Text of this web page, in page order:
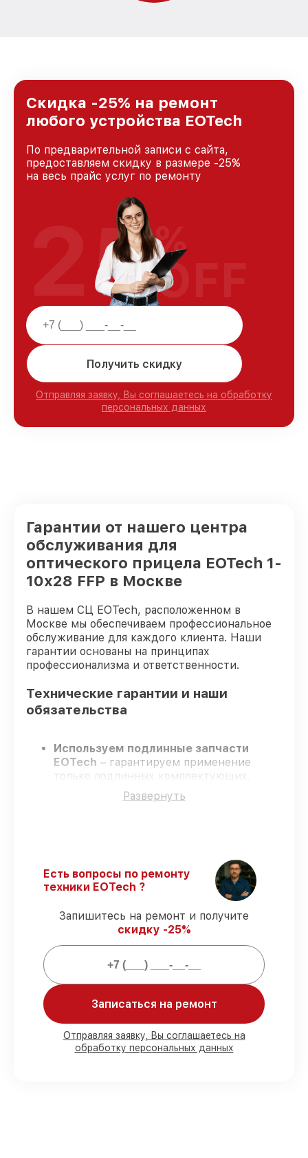
Скидка -25% на ремонт
любого устройства EOTech
По предварительной записи с сайта,
предоставляем скидку в размере -25%
на весь прайс услуг по ремонту
Получить скидку
Отправляя заявку, Вы соглашаетесь на обработку
персональных данных
25%
OFF
Гарантии от нашего центра
обслуживания для
оптического прицела EOTech 1-
10x28 FFP в Москве
В нашем СЦ EOTech, расположенном в
Москве мы обеспечиваем профессиональное
обслуживание для каждого клиента. Наши
гарантии основаны на принципах
профессионализма и ответственности.
Технические гарантии и наши
обязательства
Используем подлинные запчасти
EOTech – гарантируем применение
только подлинных комплектующих.
Квалифицированные инженеры
проходят постоянное обучение, что
ремонт оптического прицела EOTech 1-
10x28 FFP без задержек.
Гарантийное сопровождение– все
работы и запчасти защищены сервисной
гарантией.
Мы гарантируем:
возможностью личного присутствия
владельца
90%комплектующих EOTech готовы к
установке в Москве, остальные
Развернуть
Есть вопросы по ремонту
техники EOTech ?
Запишитесь на ремонт и получите
скидку -25%
Записаться на ремонт
Отправляя заявку, Вы соглашаетесь на
обработку персональных данных